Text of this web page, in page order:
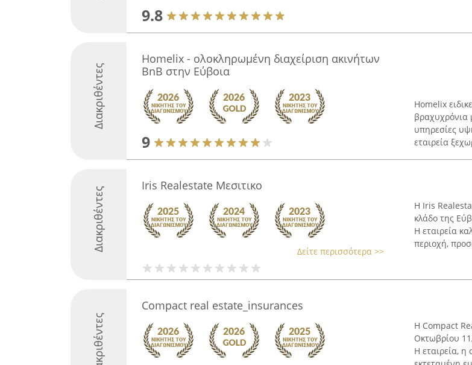
9.8
Διακριθέντες
Homelix - ολοκληρωμένη διαχείριση ακινήτων
BnB στην Εύβοια
9
Homelix
βραχυχρόνια
υπηρεσίες
εταιρεία
Διακριθέντες
Iris Realestate Μεσιτικο
Δείτε περισσότερα >>
Η Iris
κλάδο της
Η εταιρεία
περιοχή,
Διακριθέντες
Compact real estate_insurances
Η Compact
Οκτωβρίου
Η εταιρεία, η